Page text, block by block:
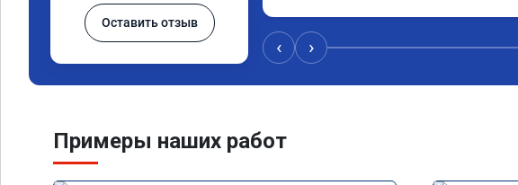
Оставить отзыв
Вообщем доволен как слон )))
Рекомендую компанию!
‹ ›
Примеры наших работ